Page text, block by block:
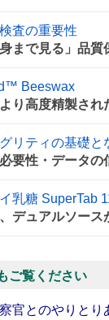
査の重要性
まで見る」品質
Beeswax
り高度精製され
リティの基礎
要性・データ
乳糖 SuperTab
デュアルソース
ご覧ください
官とのやりとり